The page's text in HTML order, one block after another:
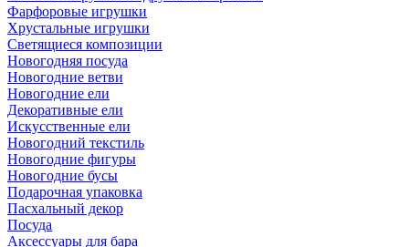
Фарфоровые игрушки
Хрустальные игрушки
Светящиеся композиции
Новогодняя посуда
Новогодние ветви
Новогодние ели
Декоративные ели
Искусственные ели
Новогодний текстиль
Новогодние фигуры
Новогодние бусы
Подарочная упаковка
Пасхальный декор
Посуда
Аксессуары для бара